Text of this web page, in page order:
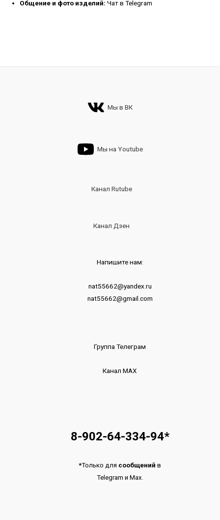
Общение и фото изделий: Чат в Telegram
Мы в ВК
Мы на Youtube
Канал Rutube
Канал Дзен
Напишите нам:
nat55662@yandex.ru
nat55662@gmail.com
Группа Телеграм
Канал МАХ
8-902-64-334-94*
*Только для сообщений в
Telegram и Max.